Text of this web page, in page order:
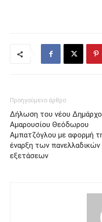
Προηγούμενο άρθρο
Δήλωση του νέου
Αμαρουσίου Θεόδωρου
Αμπατζόγλου με αφορμή
έναρξη των πανελλαδικών
εξετάσεων